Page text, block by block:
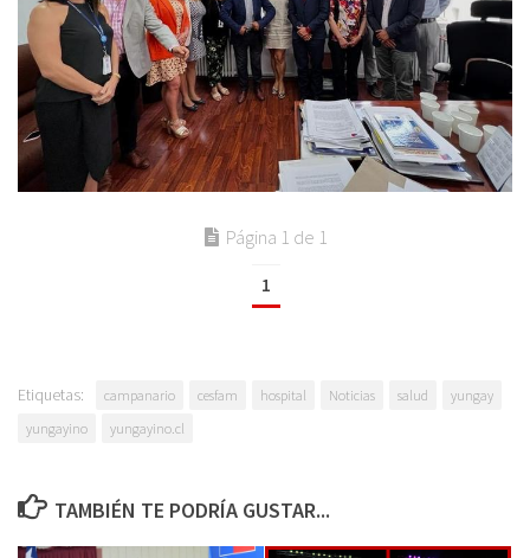
Página 1 de 1
1
Etiquetas: campanario cesfam hospital Noticias salud
yungay
yungayino
yungayino.cl
TAMBIÉN TE PODRÍA GUSTAR...